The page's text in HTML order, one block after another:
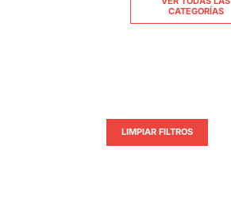
CATEGORÍAS
LIMPIAR FILTROS